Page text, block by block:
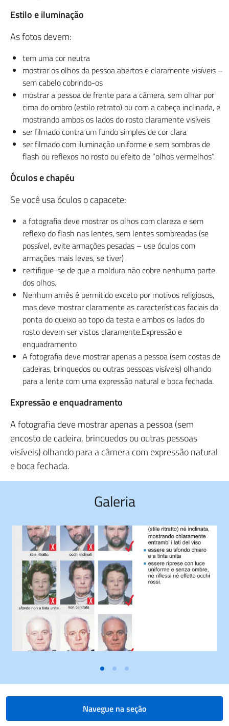
Estilo e iluminação
As fotos devem:
tem uma cor neutra
mostrar os olhos da pessoa abertos e claramente visíveis –
sem cabelo cobrindo-os
mostrar a pessoa de frente para a câmera, sem olhar por
cima do ombro (estilo retrato) ou com a cabeça inclinada, e
mostrando ambos os lados do rosto claramente visíveis
ser filmado contra um fundo simples de cor clara
ser filmado com iluminação uniforme e sem sombras de
flash ou reflexos no rosto ou efeito de “olhos vermelhos”.
Óculos e chapéu
Se você usa óculos o capacete:
a fotografia deve mostrar os olhos com clareza e sem
reflexo do flash nas lentes, sem lentes sombreadas (se
possível, evite armações pesadas – use óculos com
armações mais leves, se tiver)
certifique-se de que a moldura não cobre nenhuma parte
dos olhos.
Nenhum arnês é permitido exceto por motivos religiosos,
mas deve mostrar claramente as características faciais da
ponta do queixo ao topo da testa e ambos os lados do
rosto devem ser vistos claramente.Expressão e
enquadramento
A fotografia deve mostrar apenas a pessoa (sem costas de
cadeiras, brinquedos ou outras pessoas visíveis) olhando
para a lente com uma expressão natural e boca fechada.
Expressão e enquadramento
A fotografia deve mostrar apenas a pessoa (sem
encosto de cadeira, brinquedos ou outras pessoas
visíveis) olhando para a câmera com expressão natural
e boca fechada.
Galeria
Navegue na seção